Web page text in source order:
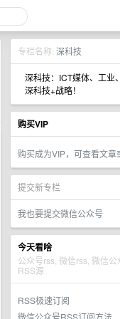
专栏名称: 深科技
深科技：ICT媒体、工业
深科技+战略！
购买VIP
购买成为VIP，可查看文章
提交新专栏
我也要提交微信公众号
今天看啥
公众号rss, 微信rss, 微信
RSS源
RSS极速订阅
微信公众号RSS订阅方法